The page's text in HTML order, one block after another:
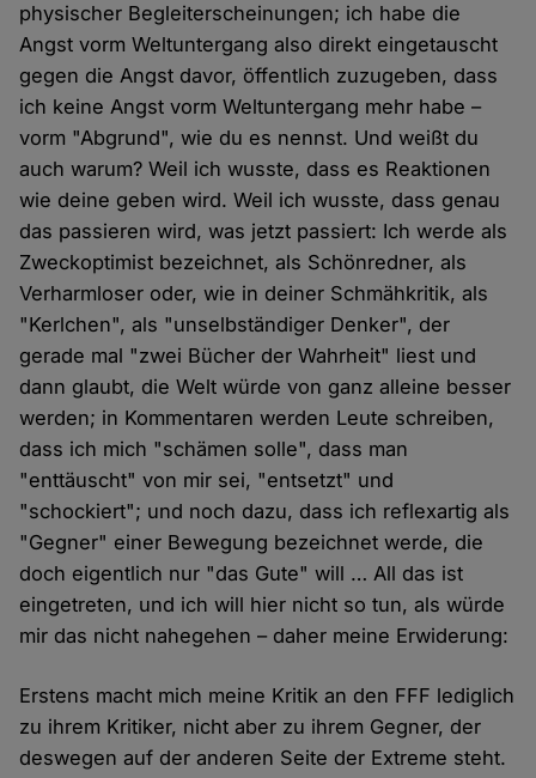
physischer Begleiterscheinungen; ich habe die
Angst vorm Weltuntergang also direkt eingetauscht
gegen die Angst davor, öffentlich zuzugeben, dass
ich keine Angst vorm Weltuntergang mehr habe –
vorm "Abgrund", wie du es nennst. Und weißt du
auch warum? Weil ich wusste, dass es Reaktionen
wie deine geben wird. Weil ich wusste, dass genau
das passieren wird, was jetzt passiert: Ich werde als
Zweckoptimist bezeichnet, als Schönredner, als
Verharmloser oder, wie in deiner Schmähkritik, als
"Kerlchen", als "unselbständiger Denker", der
gerade mal "zwei Bücher der Wahrheit" liest und
dann glaubt, die Welt würde von ganz alleine besser
werden; in Kommentaren werden Leute schreiben,
dass ich mich "schämen solle", dass man
"enttäuscht" von mir sei, "entsetzt" und
"schockiert"; und noch dazu, dass ich reflexartig als
"Gegner" einer Bewegung bezeichnet werde, die
doch eigentlich nur "das Gute" will … All das ist
eingetreten, und ich will hier nicht so tun, als würde
mir das nicht nahegehen – daher meine Erwiderung:
Erstens macht mich meine Kritik an den FFF lediglich
zu ihrem Kritiker, nicht aber zu ihrem Gegner, der
deswegen auf der anderen Seite der Extreme steht.